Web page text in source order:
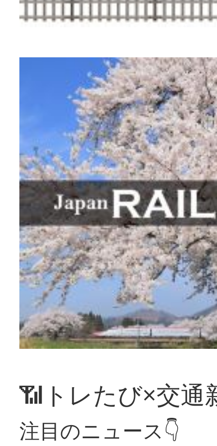
📶トレたび×交通
注目のニュース👇